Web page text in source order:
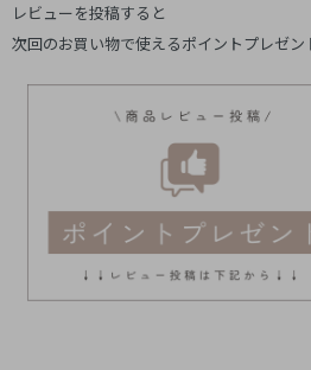
レビューを投稿すると
次回のお買い物で使えるポイントプレゼン